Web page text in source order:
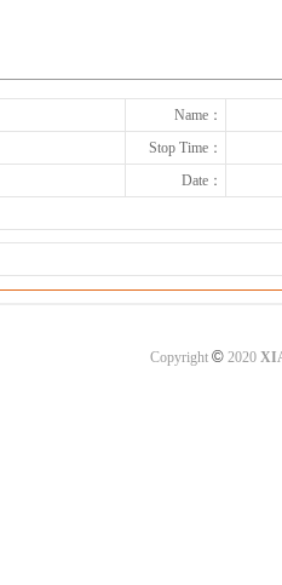
Name：
Stop Time：
Date：
Copyright ©2020